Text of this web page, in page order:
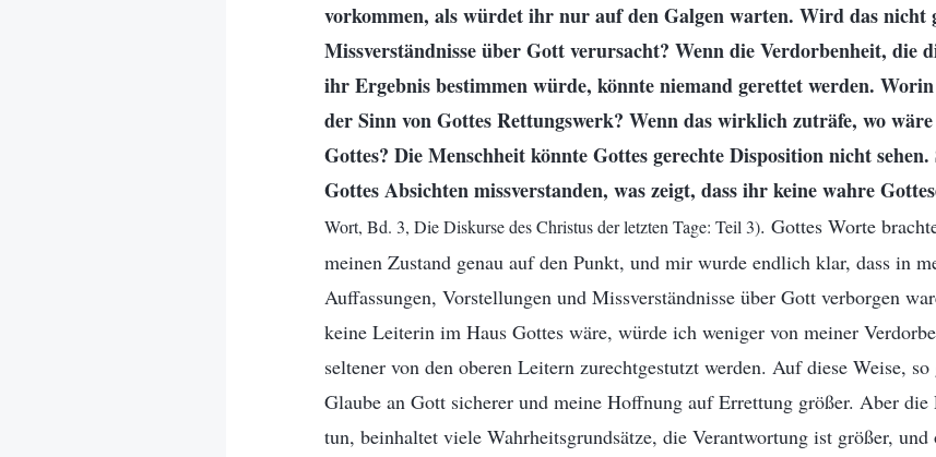
vorkommen, als würdet ihr nur auf den Galgen warten. Wird das nicht
Missverständnisse über Gott verursacht? Wenn die Verdorbenheit, die
ihr Ergebnis bestimmen würde, könnte niemand gerettet werden.
der Sinn von Gottes Rettungswerk? Wenn das wirklich zuträfe, wo
Gottes? Die Menschheit könnte Gottes gerechte Disposition nicht
Gottes Absichten missverstanden, was zeigt, dass ihr keine wahre
Wort, Bd. 3, Die Diskurse des Christus der letzten Tage: Teil 3). Gottes Worte
meinen Zustand genau auf den Punkt, und mir wurde endlich klar, dass in
Auffassungen, Vorstellungen und Missverständnisse über Gott verborgen
keine Leiterin im Haus Gottes wäre, würde ich weniger von meiner
seltener von den oberen Leitern zurechtgestutzt werden. Auf diese Weise,
Glaube an Gott sicherer und meine Hoffnung auf Errettung größer. Aber
tun, beinhaltet viele Wahrheitsgrundsätze, die Verantwortung ist größer, und